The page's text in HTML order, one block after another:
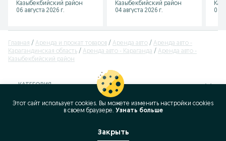
Казыбекбийский район
06 августа 2026 г.
Казыбекбийский район
04 августа 2026 г.
06
Главная Аренда и прокат товаров Аренда авто
Аренда авто -
Карагандинская область
Аренда авто - Караганда
Аренда авто -
Казыбекбийский район
КАТЕГОРИЯ
Этот сайт использует cookies. Вы можете изменить настройки cookies
в своeм браузере. Узнать больше
Закрыть